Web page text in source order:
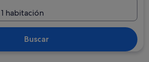
habitación
Buscar